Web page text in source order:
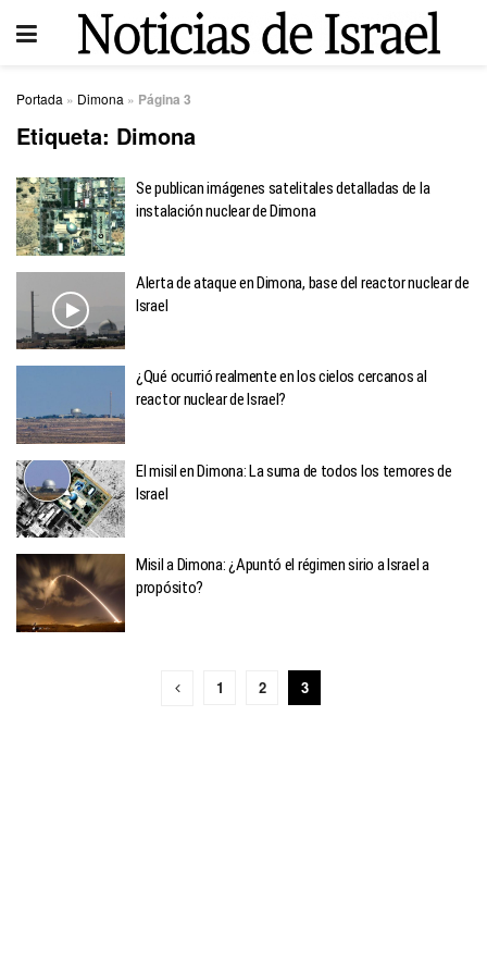
Portada » Dimona » Página 3
Etiqueta: Dimona
Se publican imágenes satelitales detalladas de la
instalación nuclear de Dimona
Alerta de ataque en Dimona, base del reactor nuclear de
Israel
¿Qué ocurrió realmente en los cielos cercanos al
reactor nuclear de Israel?
El misil en Dimona: La suma de todos los temores de
Israel
Misil a Dimona: ¿Apuntó el régimen sirio a Israel a
propósito?
1 2 3